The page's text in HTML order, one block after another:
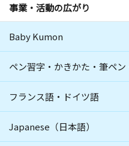
事業・活動の広がり
Baby Kumon
ペン習字・かきかた・筆ペン
フランス語・ドイツ語
Japanese（日本語）